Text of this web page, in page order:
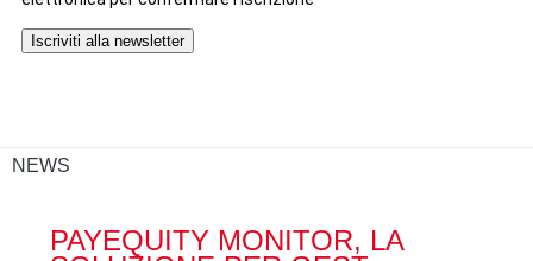
NEWS
PAYEQUITY MONITOR, LA